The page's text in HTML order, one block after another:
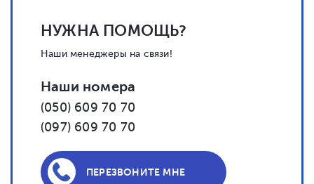
НУЖНА ПОМОЩЬ?
Наши менеджеры на связи!
Наши номера
(050) 609 70 70
(097) 609 70 70
ПЕРЕЗВОНИТЕ МНЕ